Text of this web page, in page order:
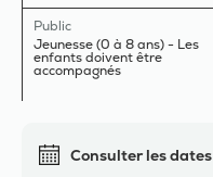
Public
Jeunesse (0 à 8 ans) - Les
enfants doivent être
accompagnés
Consulter les dates